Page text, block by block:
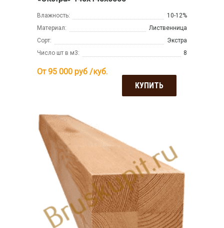
Влажность:
10-12%
Материал:
Лиственница
Сорт:
Экстра
Число шт в м3:
8
От 95 000 руб /куб.
КУПИТЬ